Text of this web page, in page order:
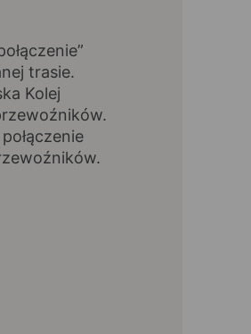
trasie.
Kolej